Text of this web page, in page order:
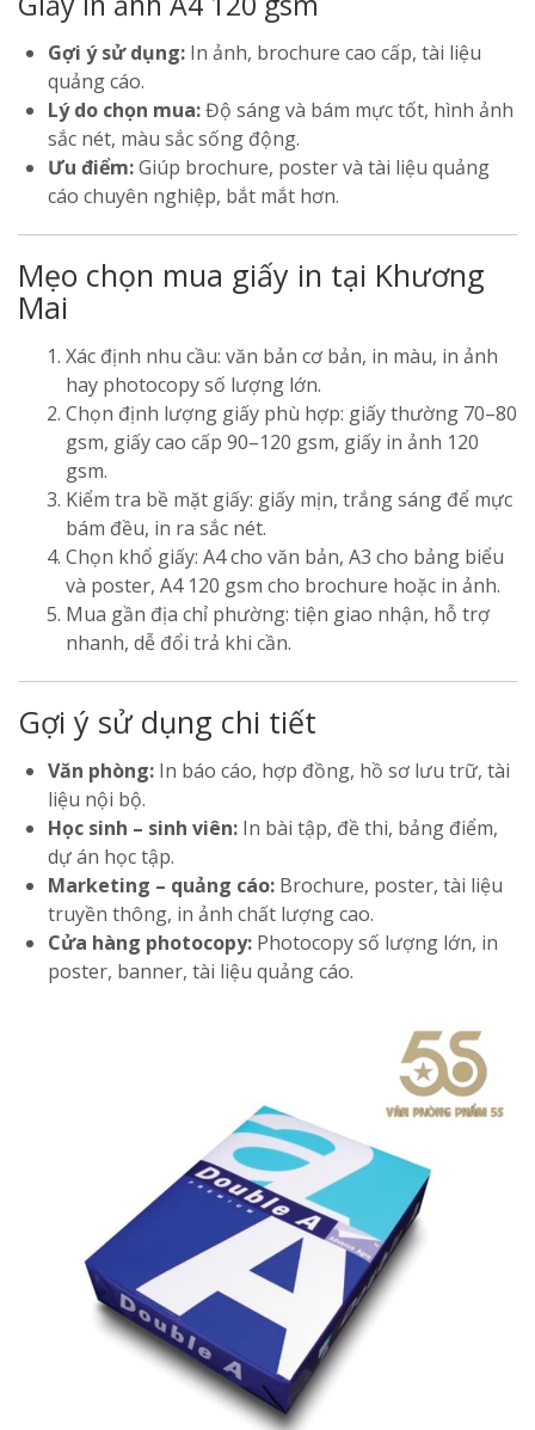
Gợi ý sử dụng: In ảnh, brochure cao cấp, tài liệu
quảng cáo.
Lý do chọn mua:Độ sáng và bám mực tốt, hình ảnh
sắc nét, màu sắc sống động.
Ưu điểm:Giúp brochure, poster và tài liệu quảng
cáo chuyên nghiệp, bắt mắt hơn.
Mẹo chọn mua giấy in tại Khương
Mai
Xác định nhu cầu: văn bản cơ bản, in màu, in ảnh
hay photocopy số lượng lớn.
Chọn định lượng giấy phù hợp: giấy thường 70–80
gsm, giấy cao cấp 90–120 gsm, giấy in ảnh 120
gsm.
Kiểm tra bề mặt giấy: giấy mịn, trắng sáng để mực
bám đều, in ra sắc nét.
Chọn khổ giấy: A4 cho văn bản, A3 cho bảng biểu
và poster, A4 120 gsm cho brochure hoặc in ảnh.
Mua gần địa chỉ phường: tiện giao nhận, hỗ trợ
nhanh, dễ đổi trả khi cần.
Gợi ý sử dụng chi tiết
Văn phòng: In báo cáo, hợp đồng, hồ sơ lưu trữ, tài
liệu nội bộ.
Học sinh – sinh viên: In bài tập, đề thi, bảng điểm,
dự án học tập.
Marketing – quảng cáo: Brochure, poster, tài liệu
truyền thông, in ảnh chất lượng cao.
Cửa hàng photocopy: Photocopy số lượng lớn, in
poster, banner, tài liệu quảng cáo.